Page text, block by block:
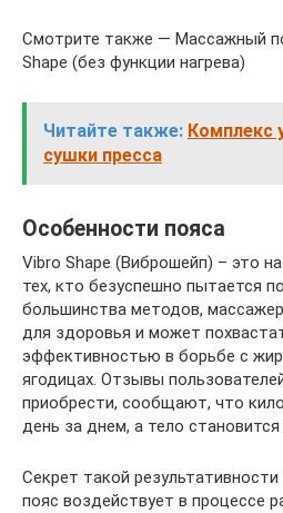
Смотрите также — Массажный
Shape (без функции нагрева)
Читайте также: Комплекс
сушки пресса
Особенности пояса
Vibro Shape (Виброшейп) – это
тех, кто безуспешно пытается
большинства методов,
для здоровья и может
эффективностью в борьбе с
ягодицах. Отзывы
приобрести, сообщают, что
день за днем, а тело
Секрет такой
пояс воздействует в процессе